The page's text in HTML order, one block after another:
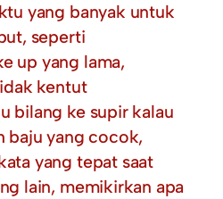
yang banyak untuk
seperti
up yang lama,
kentut
bilang ke supir kalau
baju yang cocok,
yang tepat saat
lain, memikirkan apa